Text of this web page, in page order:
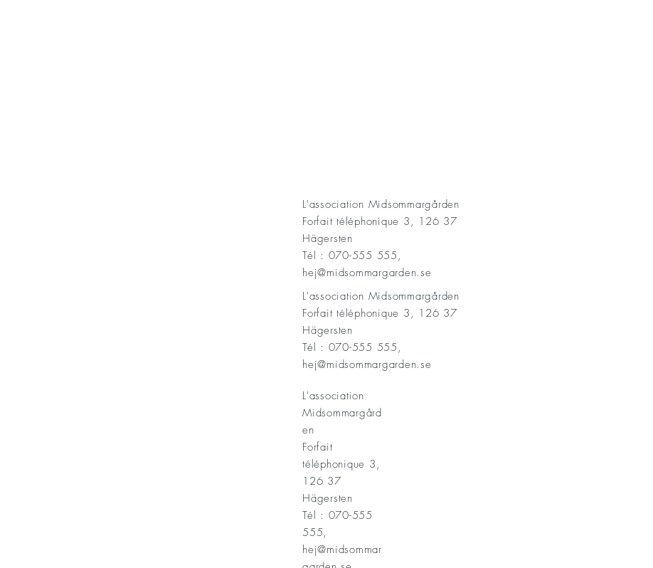
L'association Midsommargården
Forfait téléphonique 3, 126 37
Hägersten
Tél : 070-555 555,
hej@midsommargarden.se
L'association Midsommargården
Forfait téléphonique 3, 126 37
Hägersten
Tél : 070-555 555,
hej@midsommargarden.se
L'association
Midsommargård
en
Forfait
téléphonique 3,
126 37
Hägersten
Tél : 070-555
555,
hej@midsommar